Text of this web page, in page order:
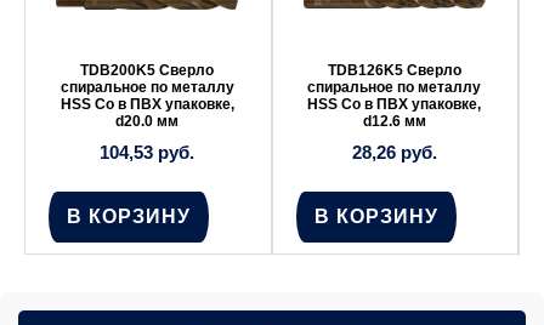
TDB200K5 Сверло
спиральное по металлу
HSS Co в ПВХ упаковке,
d20.0 мм
104,53 руб.
В КОРЗИНУ
TDB126K5 Сверло
спиральное по металлу
HSS Co в ПВХ упаковке,
d12.6 мм
28,26 руб.
В КОРЗИНУ